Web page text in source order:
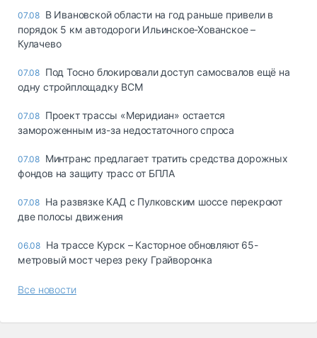
07.08 В Ивановской области на год раньше привели в
порядок 5 км автодороги Ильинское-Хованское –
Кулачево
07.08 Под Тосно блокировали доступ самосвалов ещё на
одну стройплощадку ВСМ
07.08 Проект трассы «Меридиан» остается
замороженным из-за недостаточного спроса
07.08 Минтранс предлагает тратить средства дорожных
фондов на защиту трасс от БПЛА
07.08 На развязке КАД с Пулковским шоссе перекроют
две полосы движения
06.08 На трассе Курск – Касторное обновляют 65-
метровый мост через реку Грайворонка
Все новости